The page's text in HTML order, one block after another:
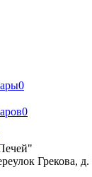
0
0
Грекова, д.